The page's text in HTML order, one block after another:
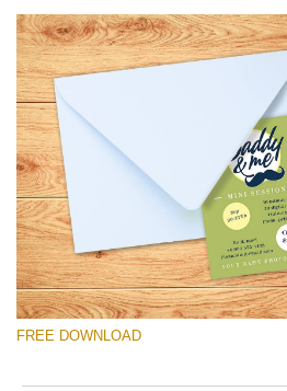
Free Mini Session Template #17
Pricing Guide Template
免费下载
FREE DOWNLOAD